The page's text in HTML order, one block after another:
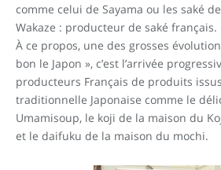
comme celui de Sayama ou les saké
Wakaze : producteur de saké français.
À ce propos, une des grosses
bon le Japon », c’est l’arrivée
producteurs Français de produits
traditionnelle Japonaise comme le
Umamisoup, le koji de la maison du
et le daifuku de la maison du mochi.